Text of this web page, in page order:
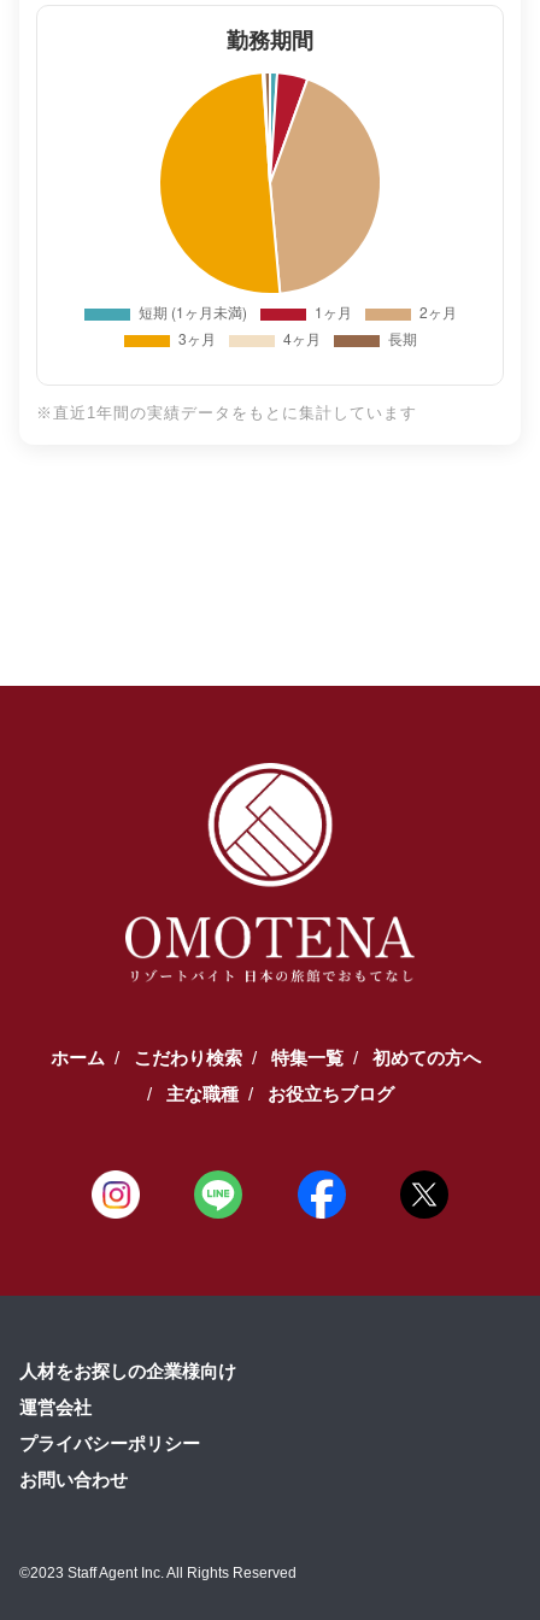
勤務期間
※直近1年間の実績データをもとに集計しています
ホーム こだわり検索 特集一覧
初めての方へ
主な職種
お役立ちブログ
人材をお探しの企業様向け
運営会社
プライバシーポリシー
お問い合わせ
©2023 Staff Agent Inc. All Rights Reserved